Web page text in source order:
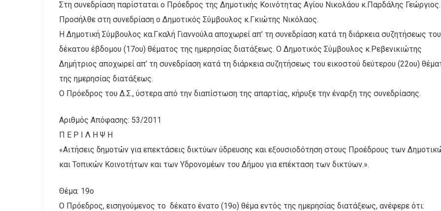
Στη συνεδρίαση παρίσταται ο Πρόεδρος της Δημοτικής Κοινότητας Αγίου Νικολάου κ.Παρδάλης Γεώργιος.
Προσήλθε στη συνεδρίαση ο Δημοτικός Σύμβουλος κ.Γκιώτης Νικόλαος.
Η Δημοτική Σύμβουλος κα.Γκαλή Γιαννούλα αποχωρεί απ’ τη συνεδρίαση κατά τη διάρκεια συζητήσεως του
δέκατου έβδομου (17ου) θέματος της ημερησίας διατάξεως. Ο Δημοτικός Σύμβουλος κ.Ρεβενικιώτης
Δημήτριος αποχωρεί απ’ τη συνεδρίαση κατά τη διάρκεια συζητήσεως του εικοστού δεύτερου (22ου)
της ημερησίας διατάξεως.
Ο Πρόεδρος του Δ.Σ., ύστερα από την διαπίστωση της απαρτίας, κήρυξε την έναρξη της συνεδρίασης.
Αριθμός Απόφασης: 53/2011
Π Ε Ρ Ι Λ Η Ψ Η
«Αιτήσεις δημοτών για επεκτάσεις δικτύων ύδρευσης και εξουσιοδότηση στους Προέδρους των
και Τοπικών Κοινοτήτων και των Υδρονομέων του Δήμου για επέκταση των δικτύων.».
Θέμα: 19ο
Ο Πρόεδρος, εισηγούμενος το δέκατο ένατο (19ο) θέμα εντός της ημερησίας διατάξεως, ανέφερε ότι: